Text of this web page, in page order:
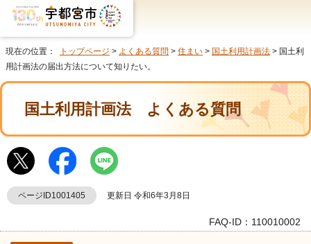
現在の位置： トップページ > よくある質問 > 住まい > 国土利用計画法 > 国土利
用計画法の届出方法について知りたい。
国土利用計画法よくある質問
ページID1001405 更新日 令和6年3月8日
FAQ-ID：110010002